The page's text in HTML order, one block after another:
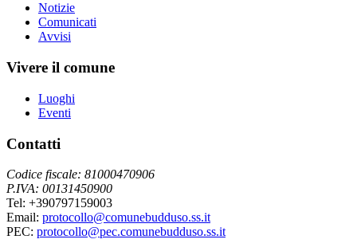
Notizie
Comunicati
Avvisi
Vivere il comune
Luoghi
Eventi
Contatti
Codice fiscale: 81000470906
P.IVA: 00131450900
Tel: +390797159003
Email: protocollo@comunebudduso.ss.it
PEC: protocollo@pec.comunebudduso.ss.it